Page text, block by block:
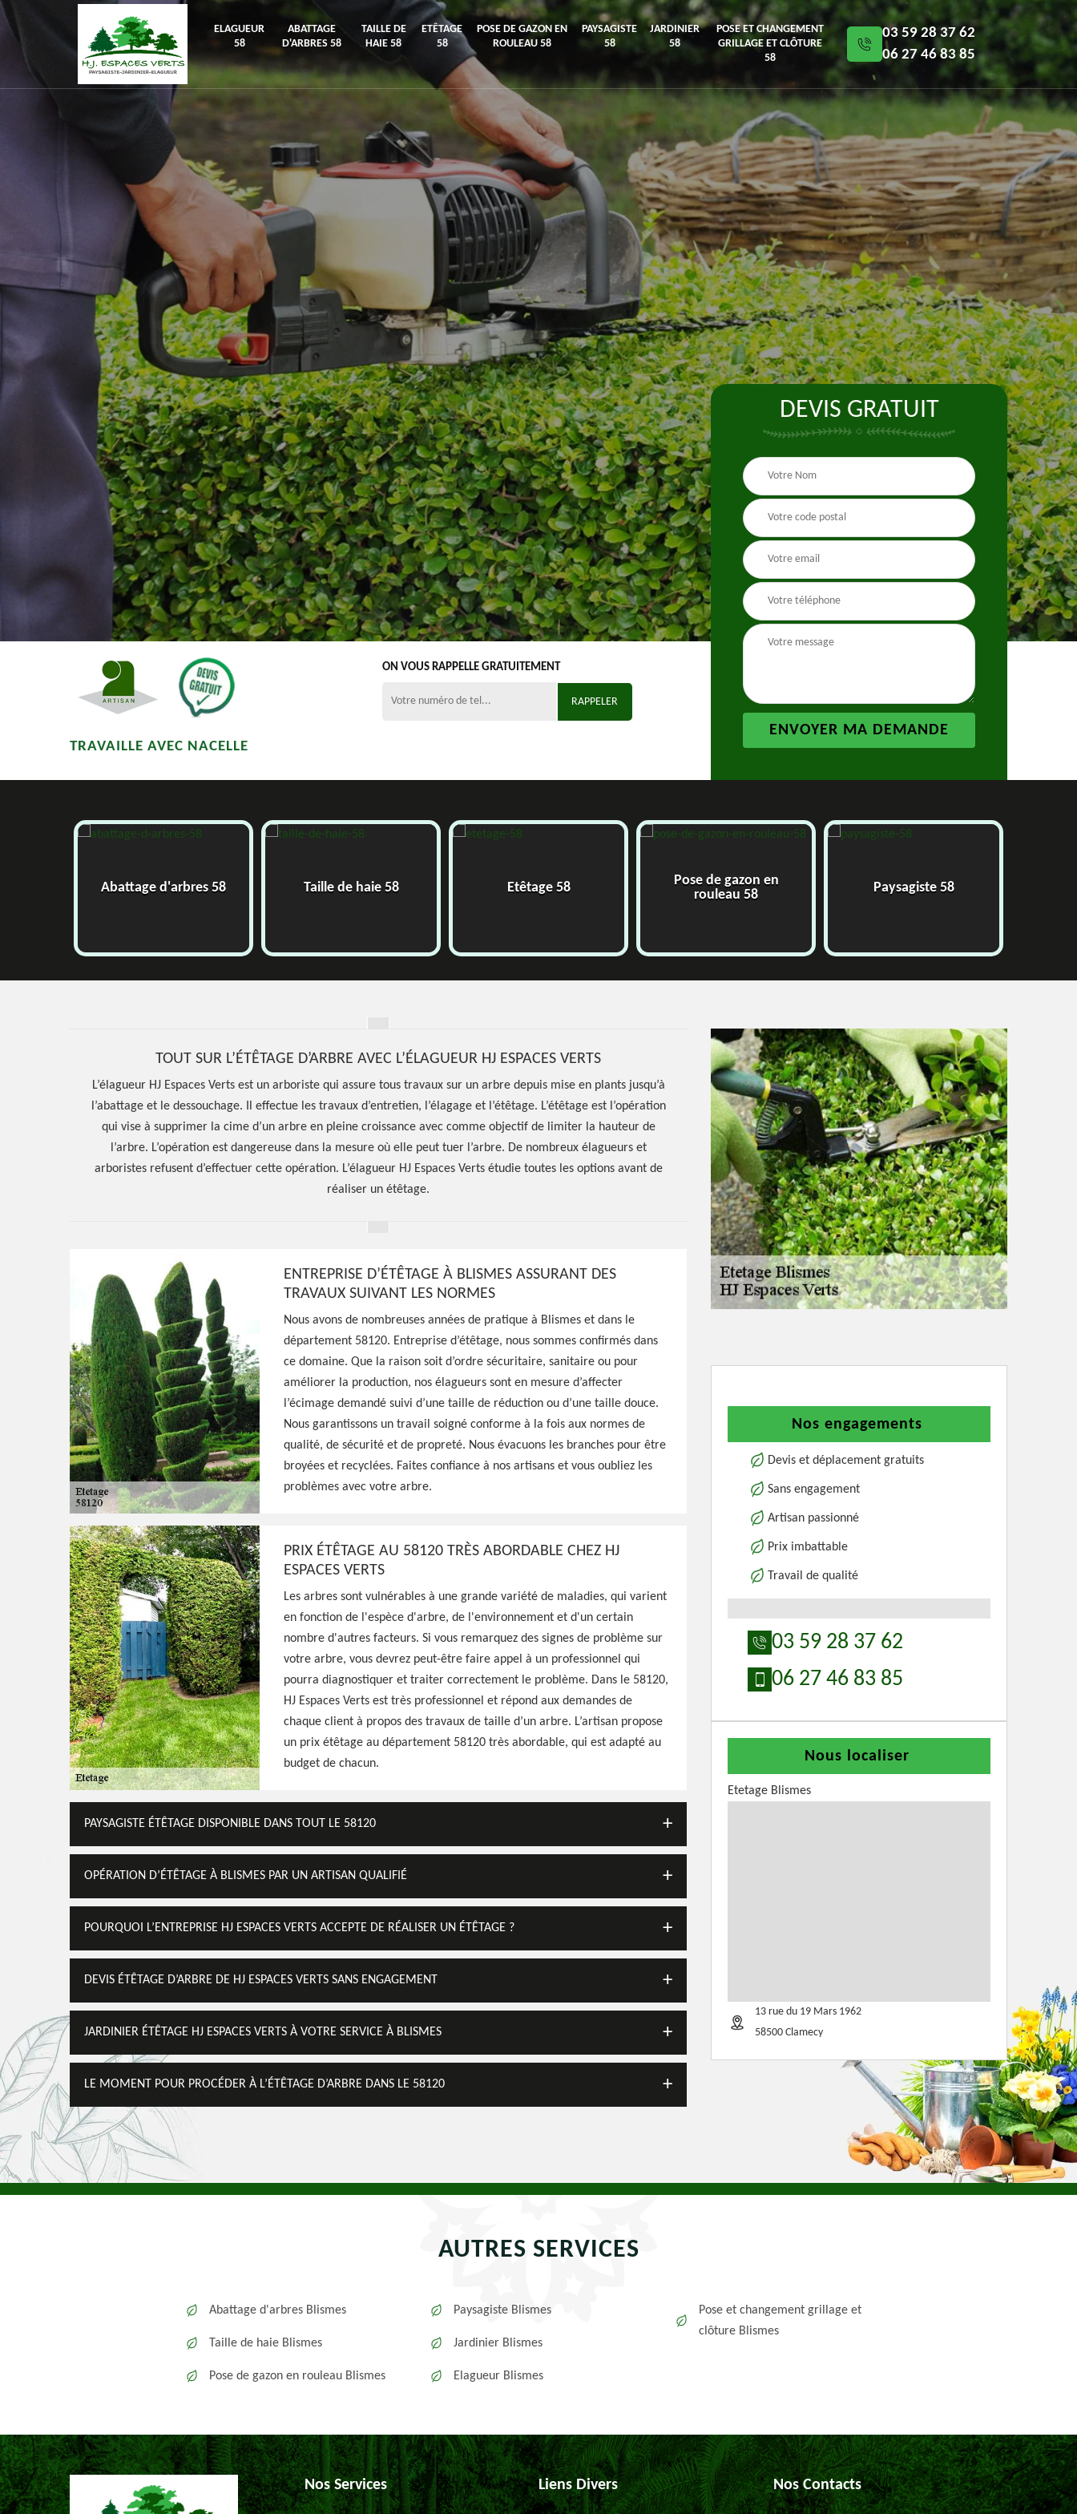
ELAGUEUR
58
ABATTAGE
D'ARBRES 58
TAILLE DE
HAIE 58
ETÊTAGE
58
POSE DE GAZON EN
ROULEAU 58
PAYSAGISTE
58
JARDINIER
58
POSE ET CHANGEMENT
GRILLAGE ET CLÔTURE
58
03 59 28 37 62
06 27 46 83 85
Hoerter Joseph Elagage 58
Spécialiste en étêtage
Blismes 58120
Paysagiste aguerri à Blismes 58120, HJ Espaces Verts est tout à fait
qualifié pour s'occuper de l'étêtage de vos arbres, travaux effectués
avec minutie, résultat irréprochable
TRAVAILLE AVEC NACELLE
ON VOUS RAPPELLE GRATUITEMENT
DEVIS GRATUIT
Abattage d'arbres 58 Taille de haie 58 Etêtage 58
Pose de gazon en
rouleau 58
Paysagiste 58
TOUT SUR L’ÉTÊTAGE D’ARBRE AVEC L’ÉLAGUEUR HJ ESPACES VERTS
L’élagueur HJ Espaces Verts est un arboriste qui assure tous travaux sur un arbre depuis mise en plants jusqu’à
l’abattage et le dessouchage. Il effectue les travaux d’entretien, l’élagage et l’étêtage. L’étêtage est l’opération
qui vise à supprimer la cime d’un arbre en pleine croissance avec comme objectif de limiter la hauteur de
l’arbre. L’opération est dangereuse dans la mesure où elle peut tuer l’arbre. De nombreux élagueurs et
arboristes refusent d’effectuer cette opération. L’élagueur HJ Espaces Verts étudie toutes les options avant de
réaliser un étêtage.
ENTREPRISE D’ÉTÊTAGE À BLISMES ASSURANT DES
TRAVAUX SUIVANT LES NORMES
Nous avons de nombreuses années de pratique à Blismes et dans le
département 58120. Entreprise d’étêtage, nous sommes confirmés dans
ce domaine. Que la raison soit d’ordre sécuritaire, sanitaire ou pour
améliorer la production, nos élagueurs sont en mesure d’affecter
l’écimage demandé suivi d’une taille de réduction ou d’une taille douce.
Nous garantissons un travail soigné conforme à la fois aux normes de
qualité, de sécurité et de propreté. Nous évacuons les branches pour être
broyées et recyclées. Faites confiance à nos artisans et vous oubliez les
problèmes avec votre arbre.
PRIX ÉTÊTAGE AU 58120 TRÈS ABORDABLE CHEZ HJ
ESPACES VERTS
Les arbres sont vulnérables à une grande variété de maladies, qui varient
en fonction de l'espèce d'arbre, de l'environnement et d'un certain
nombre d'autres facteurs. Si vous remarquez des signes de problème sur
votre arbre, vous devrez peut-être faire appel à un professionnel qui
pourra diagnostiquer et traiter correctement le problème. Dans le 58120,
HJ Espaces Verts est très professionnel et répond aux demandes de
chaque client à propos des travaux de taille d’un arbre. L’artisan propose
un prix étêtage au département 58120 très abordable, qui est adapté au
budget de chacun.
PAYSAGISTE ÉTÊTAGE DISPONIBLE DANS TOUT LE 58120
OPÉRATION D’ÉTÊTAGE À BLISMES PAR UN ARTISAN QUALIFIÉ
POURQUOI L’ENTREPRISE HJ ESPACES VERTS ACCEPTE DE RÉALISER UN ÉTÊTAGE ?
DEVIS ÉTÊTAGE D’ARBRE DE HJ ESPACES VERTS SANS ENGAGEMENT
JARDINIER ÉTÊTAGE HJ ESPACES VERTS À VOTRE SERVICE À BLISMES
LE MOMENT POUR PROCÉDER À L’ÉTÊTAGE D’ARBRE DANS LE 58120
Nos engagements
Devis et déplacement gratuits
Sans engagement
Artisan passionné
Prix imbattable
Travail de qualité
03 59 28 37 62
06 27 46 83 85
Nous localiser
Etetage Blismes
13 rue du 19 Mars 1962
58500 Clamecy
AUTRES SERVICES
Abattage d'arbres Blismes
Taille de haie Blismes
Pose de gazon en rouleau Blismes
Paysagiste Blismes
Jardinier Blismes
Elagueur Blismes
Pose et changement grillage et
clôture Blismes
Nos Services Liens Divers Nos Contacts